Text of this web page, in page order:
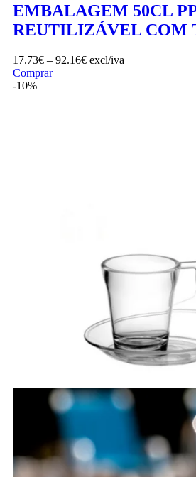
EMBALAGEM 50CL
REUTILIZÁVEL COM
17.73€ – 92.16€ excl/iva
Comprar
-10%